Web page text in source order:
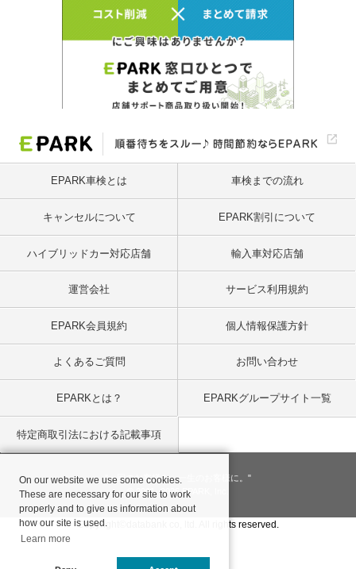
EPARK車検とは 車検までの流れ
キャンセルについて EPARK割引について
ハイブリッドカー対応店舗 輸入車対応店舗
運営会社 サービス利用規約
EPARK会員規約 個人情報保護方針
よくあるご質問 お問い合わせ
EPARKとは？ EPARKグループサイト一覧
特定商取引法における記載事項
"一回のお客様を、一生のお客様に。"
© 2001- 2026 EPARK, Inc.
Copyright©databank co, ltd. All rights reserved.
On our website we use some cookies.
These are necessary for our site to work
properly and to give us information about
how our site is used.
Learn more